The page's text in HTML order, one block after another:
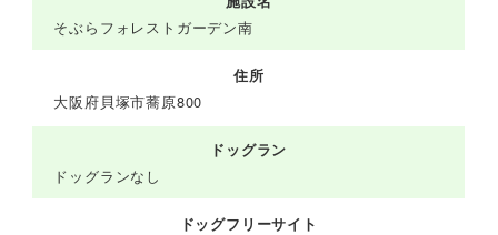
そぶらフォレストガーデン南
住所
大阪府貝塚市蕎原800
ドッグラン
ドッグランなし
ドッグフリーサイト